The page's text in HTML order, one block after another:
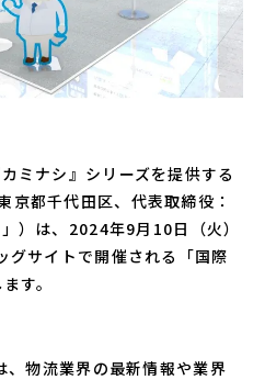
ミナシ』シリーズを提供する
京都千代田区、代表取締役：
）は、2024年9月10日（火）
グサイトで開催される「国際
す。
、物流業界の最新情報や業界